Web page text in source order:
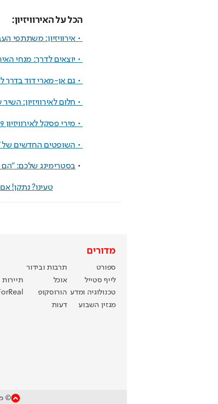
הכל על האירוויזיון:
• אירוויזיון: משתתפי
• יוצאים לדרך: מנחי
• גם אן-מארי דוד בדרך
• חלום לאירוויזיון:
• מירי פסקל לאירוויזיון 2019
• השופטים החדשים של
• בסטרימינג שלכם: "הם
טעינו? נתקן!
מדורים
ספורט
תרבות ובידור
לייף סטייל
אוכל
תיירות
טכנולוגיה ומדע הורוסקופ
מגזין השבוע
דעות
©